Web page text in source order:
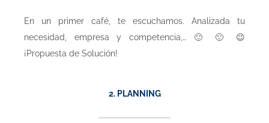
En un primer café, te escuchamos. Analizada tu
necesidad, empresa y competencia,… 🙂 🙂 😉
¡Propuesta de Solución!
2. PLANNING